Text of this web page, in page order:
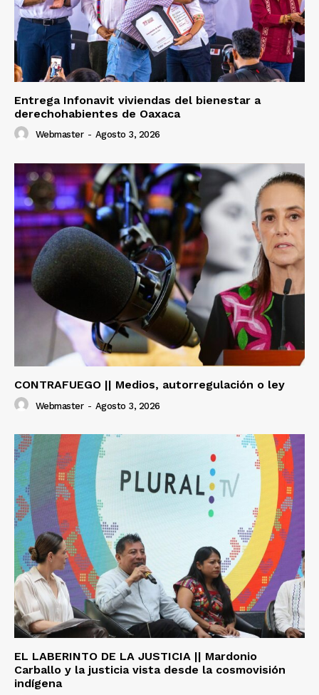
Entrega Infonavit viviendas del bienestar a
derechohabientes de Oaxaca
Webmaster - Agosto 3, 2026
CONTRAFUEGO || Medios, autorregulación o ley
Webmaster - Agosto 3, 2026
EL LABERINTO DE LA JUSTICIA || Mardonio
Carballo y la justicia vista desde la cosmovisión
indígena